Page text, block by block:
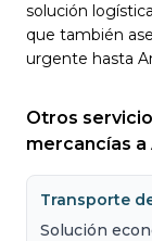
solución
que también
urgente hasta
Otros
mercancías a
Transporte
Solución